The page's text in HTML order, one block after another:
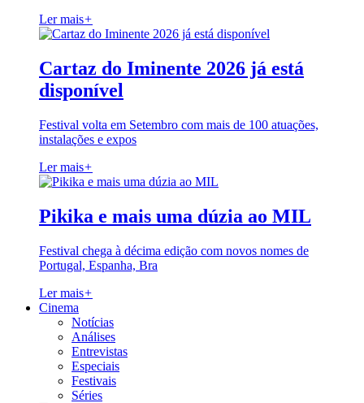
Ler mais+
Cartaz do Iminente 2026 já está
disponível
Festival volta em Setembro com mais de 100 atuações,
instalações e expos
Ler mais+
Pikika e mais uma dúzia ao MIL
Festival chega à décima edição com novos nomes de
Portugal, Espanha, Bra
Ler mais+
Cinema
Notícias
Análises
Entrevistas
Especiais
Festivais
Séries